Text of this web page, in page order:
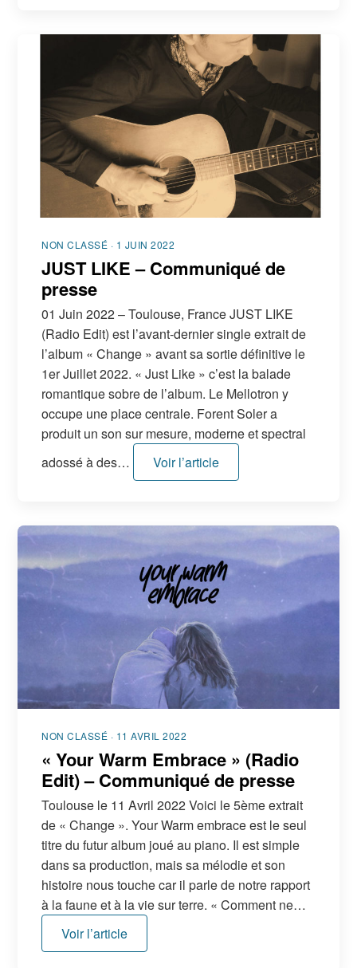
NON CLASSÉ · 1 JUIN 2022
JUST LIKE – Communiqué de
presse
01 Juin 2022 – Toulouse, France JUST LIKE
(Radio Edit) est l’avant-dernier single extrait de
l’album « Change » avant sa sortie définitive le
1er Juillet 2022. « Just Like » c’est la balade
romantique sobre de l’album. Le Mellotron y
occupe une place centrale. Forent Soler a
produit un son sur mesure, moderne et spectral
adossé à des…
Voir l’article
NON CLASSÉ · 11 AVRIL 2022
« Your Warm Embrace » (Radio
Edit) – Communiqué de presse
Toulouse le 11 Avril 2022 Voici le 5ème extrait
de « Change ». Your Warm embrace est le seul
titre du futur album joué au piano. Il est simple
dans sa production, mais sa mélodie et son
histoire nous touche car il parle de notre rapport
à la faune et à la vie sur terre. « Comment ne…
Voir l’article